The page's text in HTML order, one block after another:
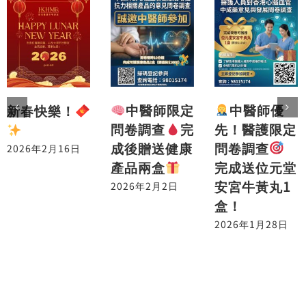
新春快樂！
2026年2月16日
中醫師限定
問卷調查
完
成後贈送健康
產品兩盒
2026年2月2日
中醫師優
先！醫護限定
問卷調查
完成送位元堂
安宮牛黃丸1
盒！
2026年1月28日